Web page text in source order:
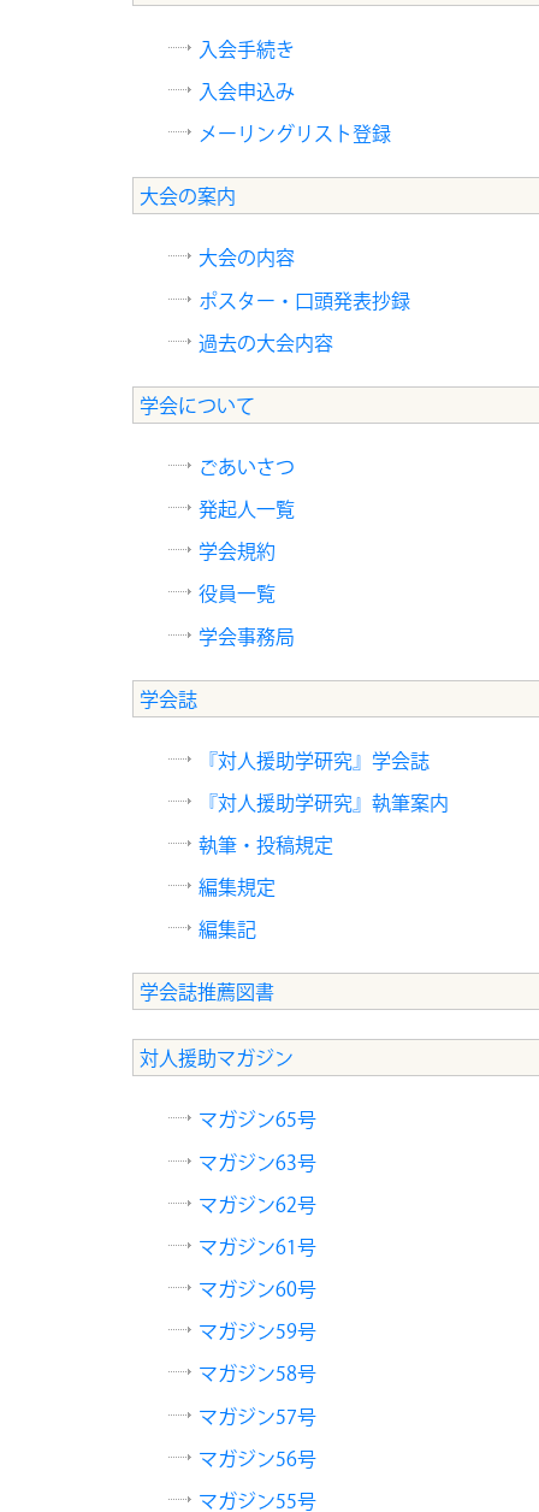
入会手続き
入会申込み
メーリングリスト登録
大会の案内
大会の内容
ポスター・口頭発表抄録
過去の大会内容
学会について
ごあいさつ
発起人一覧
学会規約
役員一覧
学会事務局
学会誌
『対人援助学研究』学会誌
『対人援助学研究』執筆案内
執筆・投稿規定
編集規定
編集記
学会誌推薦図書
対人援助マガジン
マガジン65号
マガジン63号
マガジン62号
マガジン61号
マガジン60号
マガジン59号
マガジン58号
マガジン57号
マガジン56号
マガジン55号